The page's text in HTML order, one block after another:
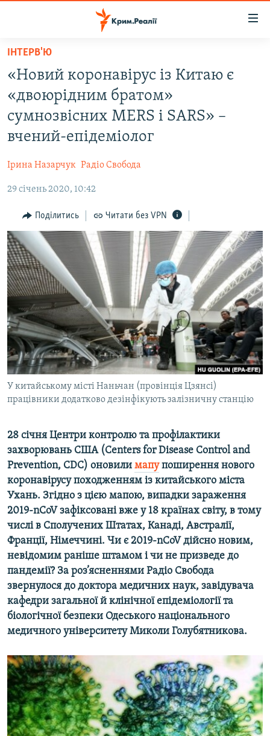
Перейти
основного
матеріалу
до
основної
Перейти
до
ВІДЕО ТА ФОТО
ПОЛІТИКА
ПОГЛЯД
ІНТЕРВ'Ю
ВСЕ ЗА ДЕНЬ
СПЕЦПРОЕКТИ
ДЕПОРТАЦІЯ
ВІДЕОУРОКИ «ELIFBE»
СВІДЧЕННЯ ОКУПАЦІЇ
УКРАЇНСЬКА ПРОБЛЕМА КРИМУ
ІНФОГРАФІКА
ЯК ОБІЙТИ БЛОКУВАННЯ
Русский
Qırımtatar
ДОЛУЧАЙСЯ!
Усі сайти RFE/RL
ІНТЕРВ'Ю
«Новий коронавірус із Китаю є
«двоюрідним братом»
сумнозвісних MERS і SARS» –
вчений-епідеміолог
Ірина Назарчук Радіо Свобода
29 січень 2020, 10:42
Поділитись Читати без VPN
У китайському місті Наньчан (провінція Цзянсі)
працівники додатково дезінфікують залізничну станцію
28 січня Центри контролю та профілактики
захворювань США (Centers for Disease Control and
Prevention, CDC) оновили мапупоширення нового
коронавірусу походженням із китайського міста
Ухань. Згідно з цією мапою, випадки зараження
2019-nCoV зафіксовані вже у 18 країнах світу, в тому
числі в Сполучених Штатах, Канаді, Австралії,
Франції, Німеччині. Чи є 2019-nCoV дійсно новим,
невідомим раніше штамом і чи не призведе до
пандемії? За роз’ясненнями Радіо Свобода
звернулося до доктора медичних наук, завідувача
кафедри загальної й клінічної епідеміології та
біологічної безпеки Одеського національного
медичного університету Миколи Голубятникова.